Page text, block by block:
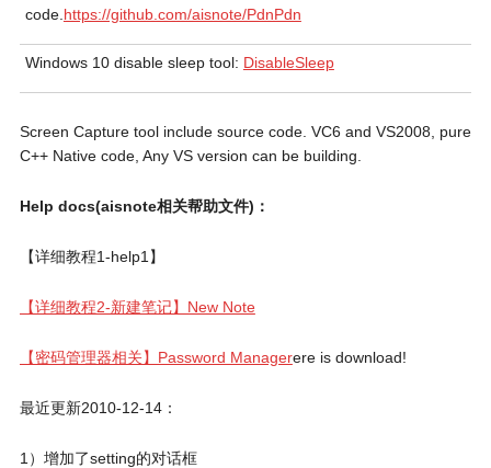
code. https://github.com/aisnote/PdnPdn
Windows 10 disable sleep tool: DisableSleep
Screen Capture tool include source code. VC6 and VS2008, pure
C++ Native code, Any VS version can be building.
Help docs(aisnote相关帮助文件)：
【详细教程1-help1】
【详细教程2-新建笔记】New Note
【密码管理器相关】Password Managerere is download!
最近更新2010-12-14：
1）增加了setting的对话框